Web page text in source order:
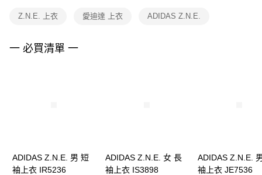
權轉讓予恩沛科技股份有限公司。
３．未成年的使用者請事先徵得法定代理人或監護人之同意方可使用
「AFTEE先享後付」，若未經同意申辦者引起之損失，本公司不負相關責
Z.N.E. 上衣 愛迪達 上衣 ADIDAS Z.N.E.
一 必買清單 一
ADIDAS Z.N.E. 男 短
袖上衣 IR5236
ADIDAS Z.N.E. 女 長
袖上衣 IS3898
ADIDAS Z.N.E.
袖上衣 JE7536